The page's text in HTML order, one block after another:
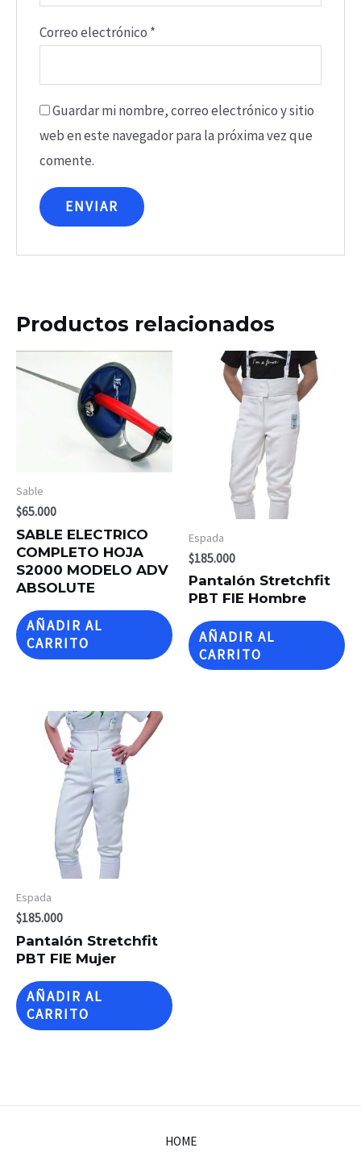
Correo electrónico *
Guardar mi nombre, correo electrónico y sitio
web en este navegador para la próxima vez que
comente.
Productos relacionados
Sable
$65.000
SABLE ELECTRICO
COMPLETO HOJA
S2000 MODELO ADV
ABSOLUTE
AÑADIR AL
CARRITO
Espada
$185.000
Pantalón Stretchfit
PBT FIE Hombre
AÑADIR AL
CARRITO
Espada
$185.000
Pantalón Stretchfit
PBT FIE Mujer
AÑADIR AL
CARRITO
HOME